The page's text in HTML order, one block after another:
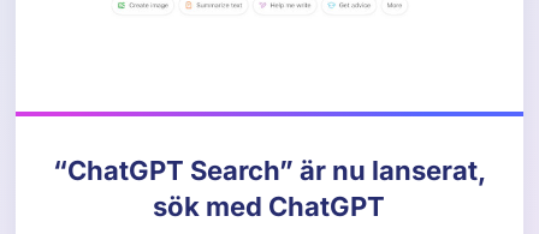
“ChatGPT Search” är nu lanserat,
sök med ChatGPT